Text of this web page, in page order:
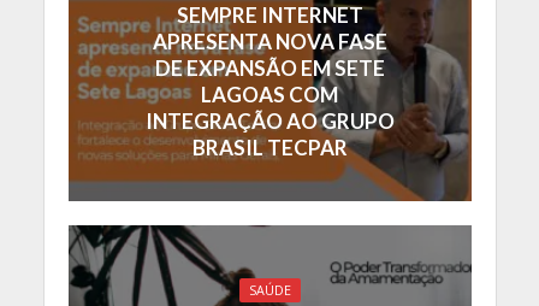
SEMPRE INTERNET
APRESENTA NOVA FASE
DE EXPANSÃO EM SETE
LAGOAS COM
INTEGRAÇÃO AO GRUPO
BRASIL TECPAR
SAÚDE